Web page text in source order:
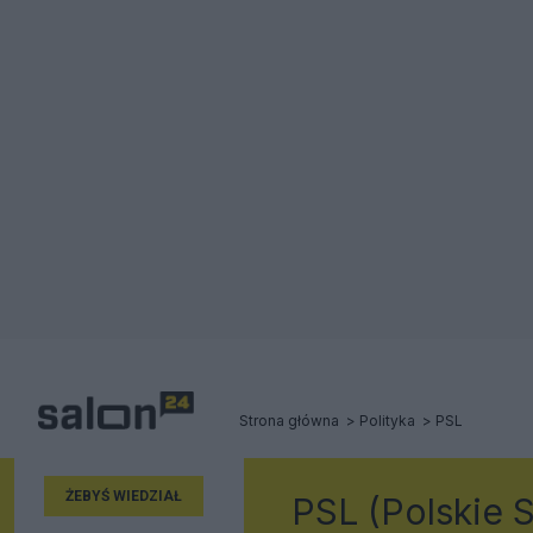
Strona główna Polityka PSL
ŻEBYŚ WIEDZIAŁ PSL (Polskie